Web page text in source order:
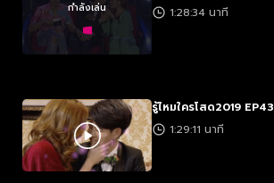
กำลังเล่น
1:28:34 นาที
รู้ไหมใครโสด2019 EP43
1:29:11 นาที